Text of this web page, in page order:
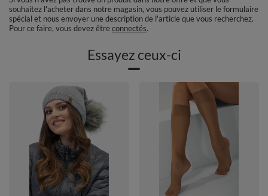
souhaitez l'acheter dans notre magasin, vous pouvez utiliser le formulaire
spécial et nous envoyer une description de l'article que vous recherchez.
Pour ce faire, vous devez êtreconnectés.
Essayez ceux-ci